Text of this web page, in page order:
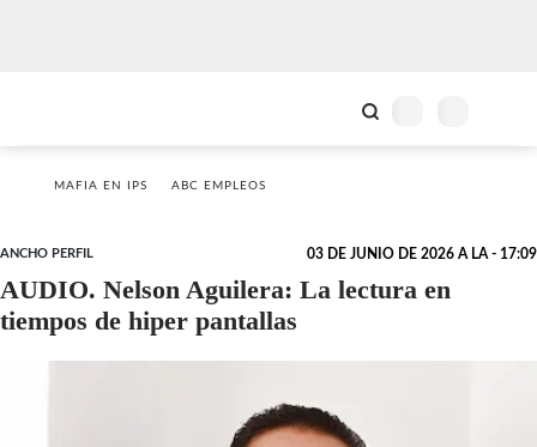
MAFIA EN IPS ABC EMPLEOS
ANCHO PERFIL 03 DE JUNIO DE 2026 A LA - 17:09
AUDIO. Nelson Aguilera: La lectura en
tiempos de hiper pantallas